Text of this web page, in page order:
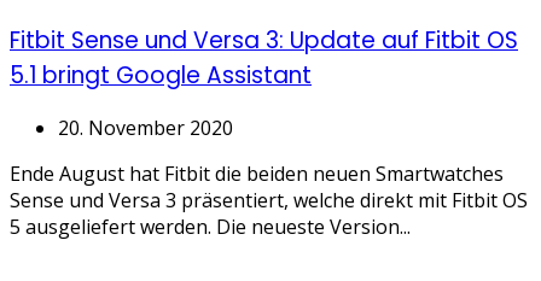
Fitbit Sense und Versa 3: Update auf Fitbit OS
5.1 bringt Google Assistant
20. November 2020
Ende August hat Fitbit die beiden neuen Smartwatches
Sense und Versa 3 präsentiert, welche direkt mit Fitbit OS
5 ausgeliefert werden. Die neueste Version...